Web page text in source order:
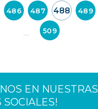
EN NUESTRAS
SOCIALES!
486 487 488 489
… 509